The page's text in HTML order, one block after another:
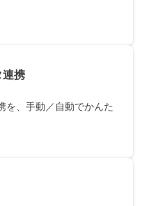
連携
を、手動／自動でかんた